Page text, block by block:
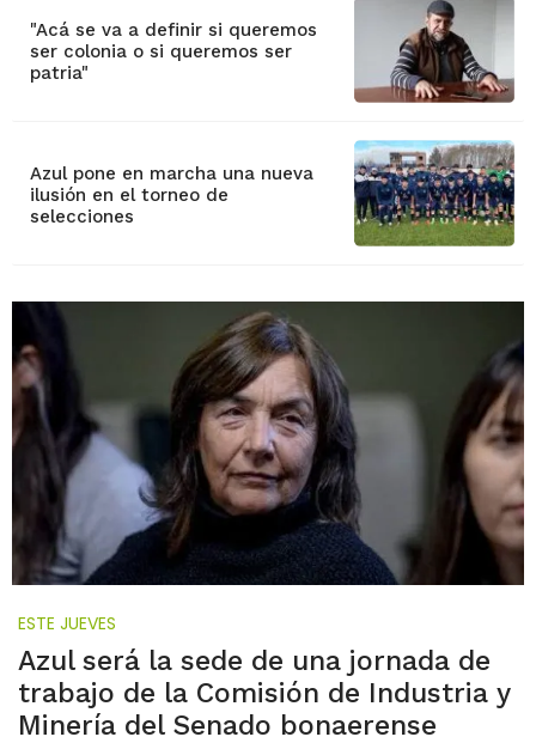
"Acá se va a definir si queremos
ser colonia o si queremos ser
patria"
Azul pone en marcha una nueva
ilusión en el torneo de
selecciones
ESTE JUEVES
Azul será la sede de una jornada de
trabajo de la Comisión de Industria y
Minería del Senado bonaerense